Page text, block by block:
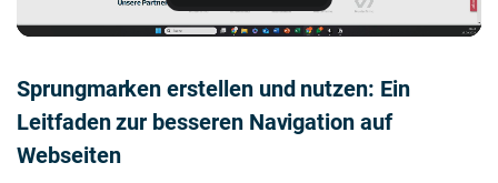
Sprungmarken erstellen und nutzen: Ein
Leitfaden zur besseren Navigation auf
Webseiten